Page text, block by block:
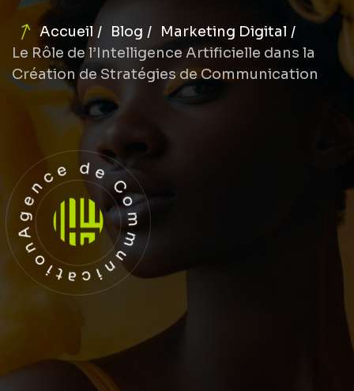
Accueil Blog
Marketing Digital
Le Rôle de l’Intelligence Artificielle dans la
Création de Stratégies de Communication
Agence de Communication